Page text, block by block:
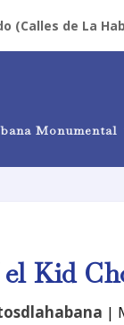
(Calles de La
Monumental
Kid
|